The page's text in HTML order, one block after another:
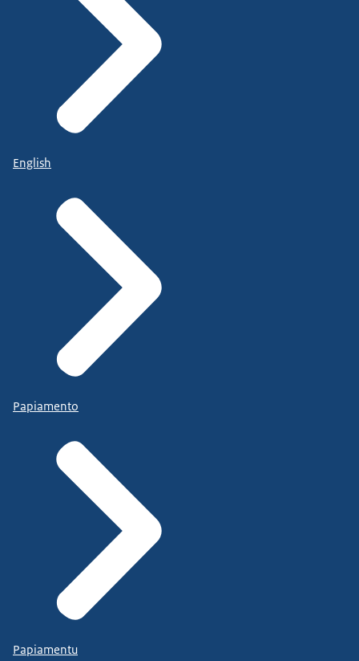
English
Papiamento
Papiamentu